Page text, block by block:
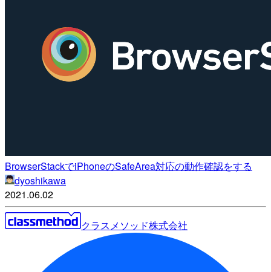
BrowserStackでiPhoneのSafeArea対応の動作確認をする
dyoshikawa
2021.06.02
クラスメソッド株式会社